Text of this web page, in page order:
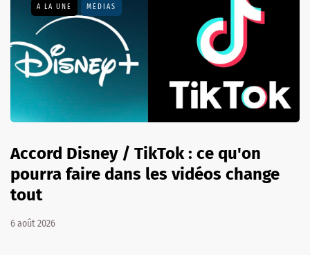
A LA UNE MÉDIAS
Accord Disney / TikTok : ce qu'on
pourra faire dans les vidéos change
tout
6 août 2026